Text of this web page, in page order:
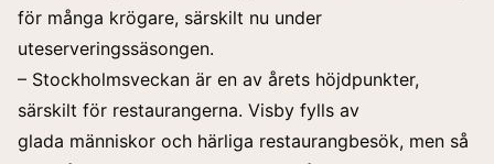
för många krögare, särskilt nu under
uteserveringssäsongen.
– Stockholmsveckan är en av årets höjdpunkter,
särskilt för restaurangerna. Visby fylls av
glada människor och härliga restaurangbesök, men så